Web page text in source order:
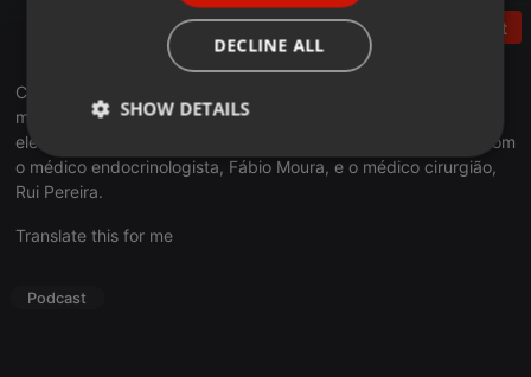
Post
Consultório do Rádio Livre: Os procedimentos estéticos são
muito procurados, mas é preciso saber bem a diferença entre
eles e se há riscos. Sobre o assunto, Anne Barreto conversa com
o médico endocrinologista, Fábio Moura, e o médico cirurgião,
Rui Pereira.
Translate this for me
Podcast
DECLINE ALL
SHOW DETAILS
Strictly
necessary
Targeting Functionality